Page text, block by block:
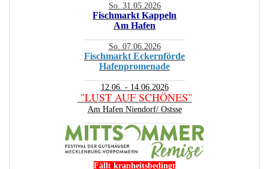
So. 31.05.2026
Fischmarkt Kappeln
Am Hafen
So. 07.06.2026
Fischmarkt Eckernförde
Hafenpromenade
12.06. - 14.06.2026
"LUST AUF SCHÖNES"
Am Hafen Niendorf/ Ostsse
Fällt kranheitsbedingt